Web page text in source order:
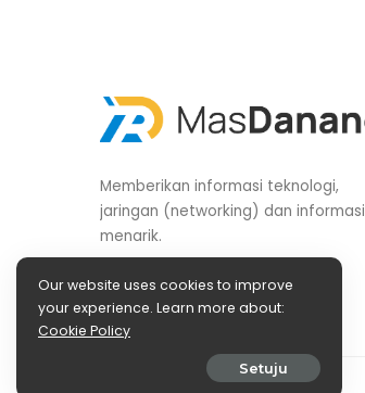
Memberikan informasi teknologi,
jaringan (networking) dan informasi
menarik.
Our website uses cookies to improve
your experience. Learn more about:
Cookie Policy
Setuju